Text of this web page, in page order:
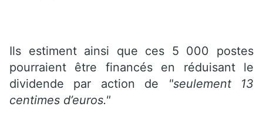
Ils estiment ainsi que ces 5 000 postes
pourraient être financés en réduisant le
dividende par action de "seulement 13
centimes d’euros."